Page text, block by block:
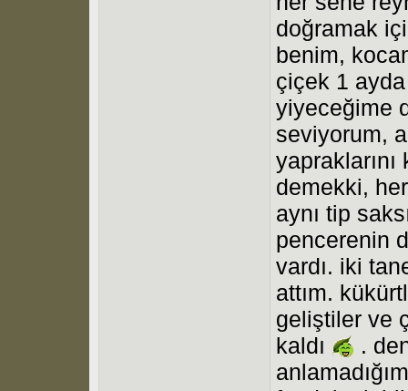
doğramak
benim,
çiçek 1
yiyeceğime
seviyorum,
demekki,
aynı tip
pencerenin
vardı. iki
attım.
geliştiler ve
kaldı
.